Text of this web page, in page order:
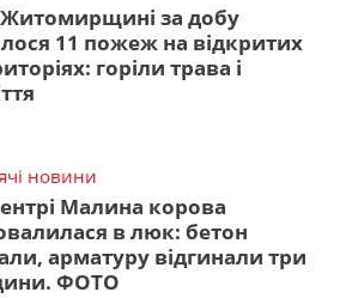
за добу
11 пожеж на відкритих
горіли трава і
новини
Малина корова
в люк: бетон
арматуру відгинали три
ФОТО